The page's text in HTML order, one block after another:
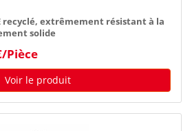
recyclé, extrêmement résistant à la
solide
Pièce
Voir le produit